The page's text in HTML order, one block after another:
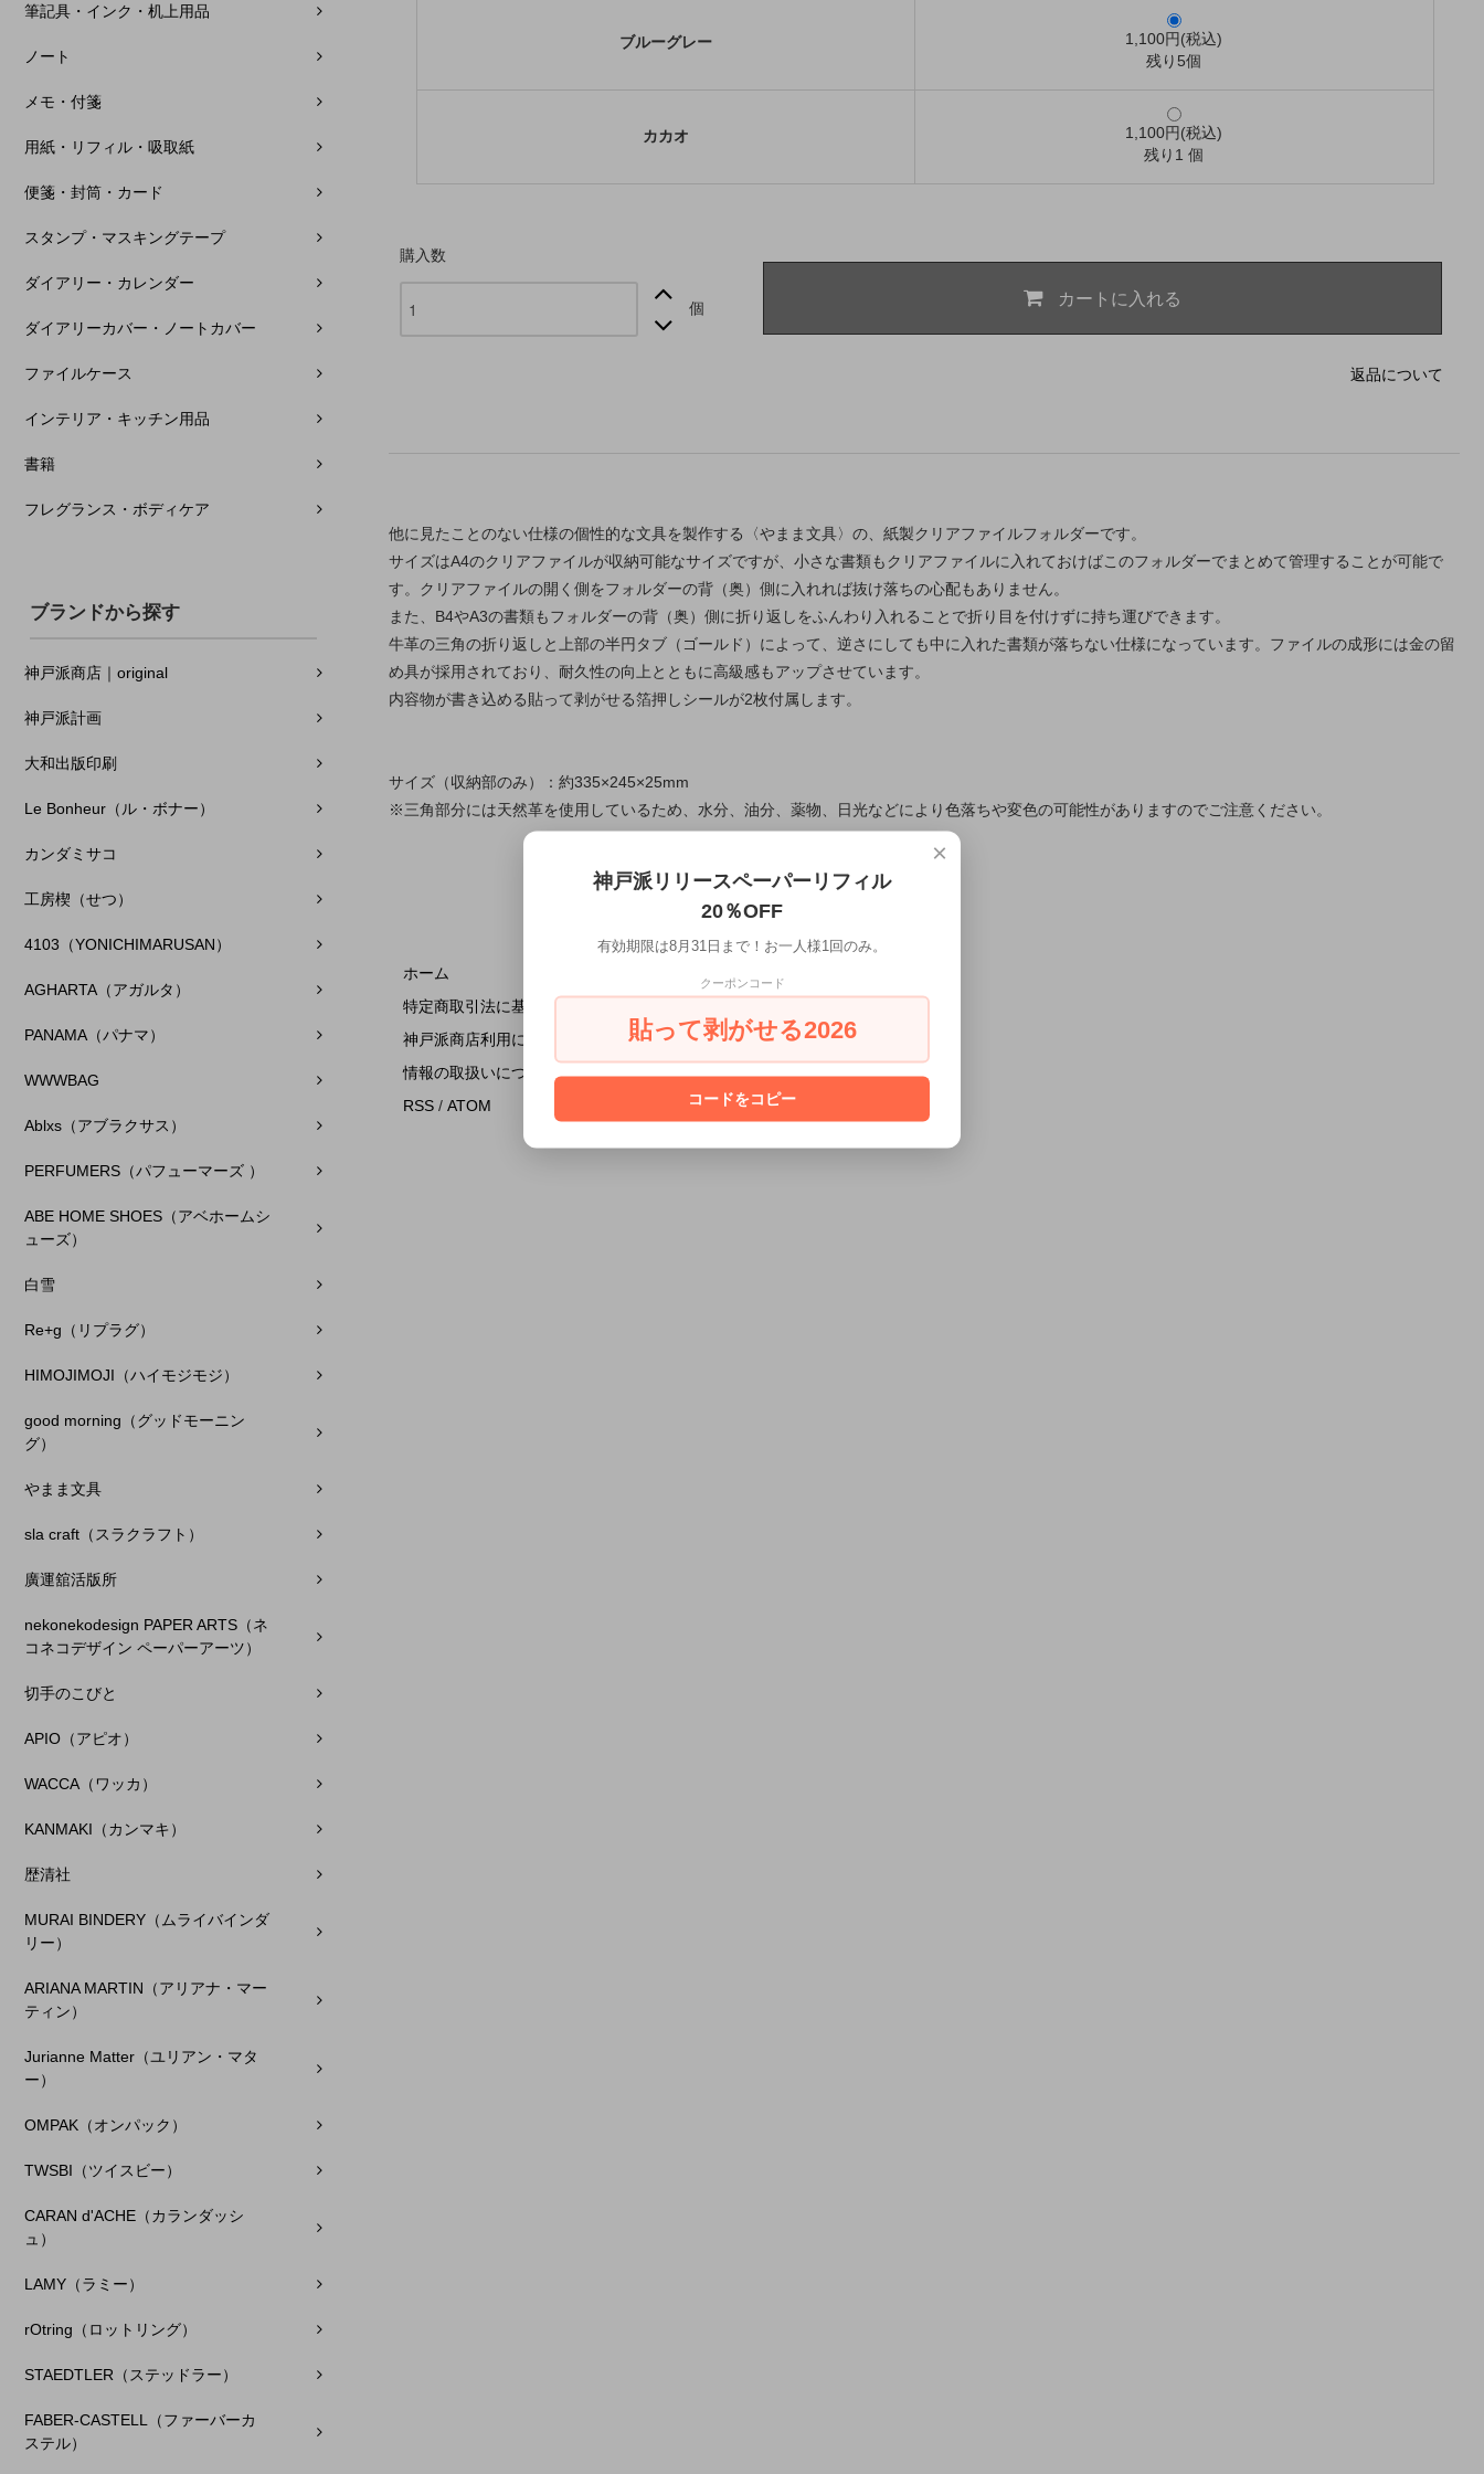
筆記具・インク・机上用品
ノート
メモ・付箋
用紙・リフィル・吸取紙
便箋・封筒・カード
スタンプ・マスキングテープ
ダイアリー・カレンダー
ダイアリーカバー・ノートカバー
ファイルケース
インテリア・キッチン用品
書籍
フレグランス・ボディケア
ブランドから探す
神戸派商店｜original
神戸派計画
大和出版印刷
Le Bonheur（ル・ボナー）
カンダミサコ
工房楔（せつ）
4103（YONICHIMARUSAN）
AGHARTA（アガルタ）
PANAMA（パナマ）
WWWBAG
Ablxs（アブラクサス）
PERFUMERS（パフューマーズ ）
ABE HOME SHOES（アベホームシ
ューズ）
白雪
Re+g（リプラグ）
HIMOJIMOJI（ハイモジモジ）
good morning（グッドモーニン
グ）
やまま文具
sla craft（スラクラフト）
廣運舘活版所
nekonekodesign PAPER ARTS（ネ
コネコデザイン ペーパーアーツ）
切手のこびと
APIO（アピオ）
WACCA（ワッカ）
KANMAKI（カンマキ）
歴清社
MURAI BINDERY（ムライバインダ
リー）
ARIANA MARTIN（アリアナ・マー
ティン）
Jurianne Matter（ユリアン・マタ
ー）
OMPAK（オンパック）
TWSBI（ツイスビー）
CARAN d'ACHE（カランダッシ
ュ）
LAMY（ラミー）
rOtring（ロットリング）
STAEDTLER（ステッドラー）
FABER-CASTELL（ファーバーカ
ステル）
ブルーグレー
1,100円(税込)
残り5個
カカオ
1,100円(税込)
残り1 個
購入数
個 カートに入れる
返品について
他に見たことのない仕様の個性的な文具を製作する〈やまま文具〉の、紙製クリアファイルフォルダーです。
サイズはA4のクリアファイルが収納可能なサイズですが、小さな書類もクリアファイルに入れておけばこのフォルダーでまとめて管理することが可能で
す。クリアファイルの開く側をフォルダーの背（奥）側に入れれば抜け落ちの心配もありません。
また、B4やA3の書類もフォルダーの背（奥）側に折り返しをふんわり入れることで折り目を付けずに持ち運びできます。
牛革の三角の折り返しと上部の半円タブ（ゴールド）によって、逆さにしても中に入れた書類が落ちない仕様になっています。ファイルの成形には金の留
め具が採用されており、耐久性の向上とともに高級感もアップさせています。
内容物が書き込める貼って剥がせる箔押しシールが2枚付属します。
サイズ（収納部のみ）：約335×245×25mm
※三角部分には天然革を使用しているため、水分、油分、薬物、日光などにより色落ちや変色の可能性がありますのでご注意ください。
ホーム
特定商取引法に基づく表記
神戸派商店利用における個人
情報の取扱いについて
RSS / ATOM
お問い合わせ
×
神戸派リリースペーパーリフィル
20％OFF
有効期限は8月31日まで！お一人様1回のみ。
クーポンコード
貼って剥がせる2026
コードをコピー